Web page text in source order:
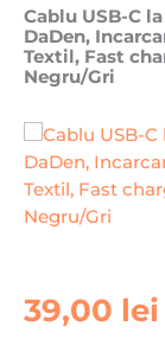
Cablu USB-C
DaDen,
Textil, Fast
Negru/Gri
39,00 lei
Cantitate
Cablu